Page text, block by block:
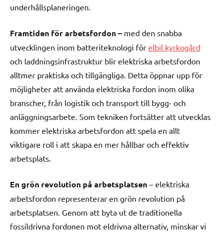
underhållsplaneringen.
Framtiden för arbetsfordon – med den snabba
utvecklingen inom batteriteknologi för elbil kyrkogård
och laddningsinfrastruktur blir elektriska arbetsfordon
alltmer praktiska och tillgängliga. Detta öppnar upp för
möjligheter att använda elektriska fordon inom olika
branscher, från logistik och transport till bygg- och
anläggningsarbete. Som tekniken fortsätter att utvecklas
kommer elektriska arbetsfordon att spela en allt
viktigare roll i att skapa en mer hållbar och effektiv
arbetsplats.
En grön revolution på arbetsplatsen – elektriska
arbetsfordon representerar en grön revolution på
arbetsplatsen. Genom att byta ut de traditionella
fossildrivna fordonen mot eldrivna alternativ, minskar vi